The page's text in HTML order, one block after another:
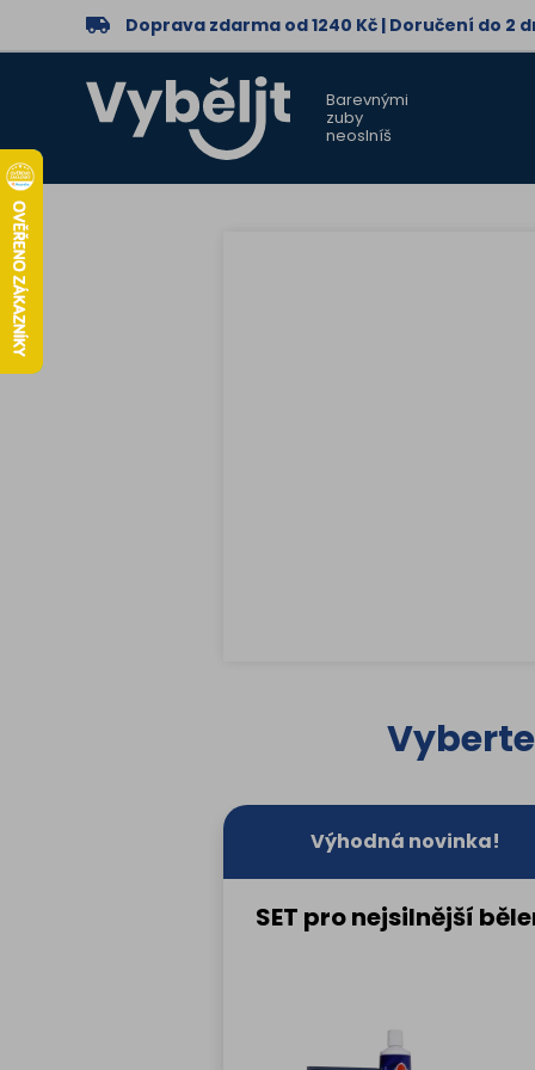
Doprava zdarma od 1240 Kč | Doručení do 2
Barevnými
zuby
neoslníš
Výhodná novinka!
SET pro nejsilnější